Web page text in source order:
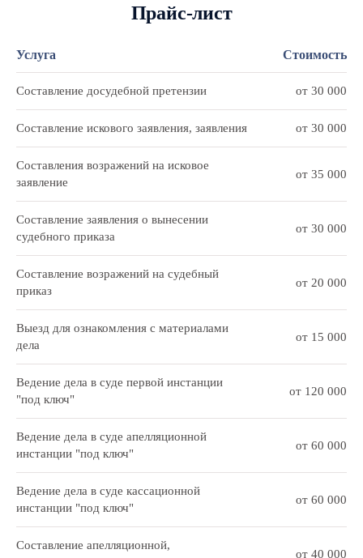
Прайс-лист
Услуга Стоимость
Составление досудебной претензии от 30 000
Составление искового заявления, заявления от 30 000
Составления возражений на исковое
заявление
от 35 000
Составление заявления о вынесении
судебного приказа
от 30 000
Составление возражений на судебный
приказ
от 20 000
Выезд для ознакомления с материалами
дела
от 15 000
Ведение дела в суде первой инстанции
"под ключ"
от 120 000
Ведение дела в суде апелляционной
инстанции "под ключ"
от 60 000
Ведение дела в суде кассационной
инстанции "под ключ"
от 60 000
Составление апелляционной,
от 40 000